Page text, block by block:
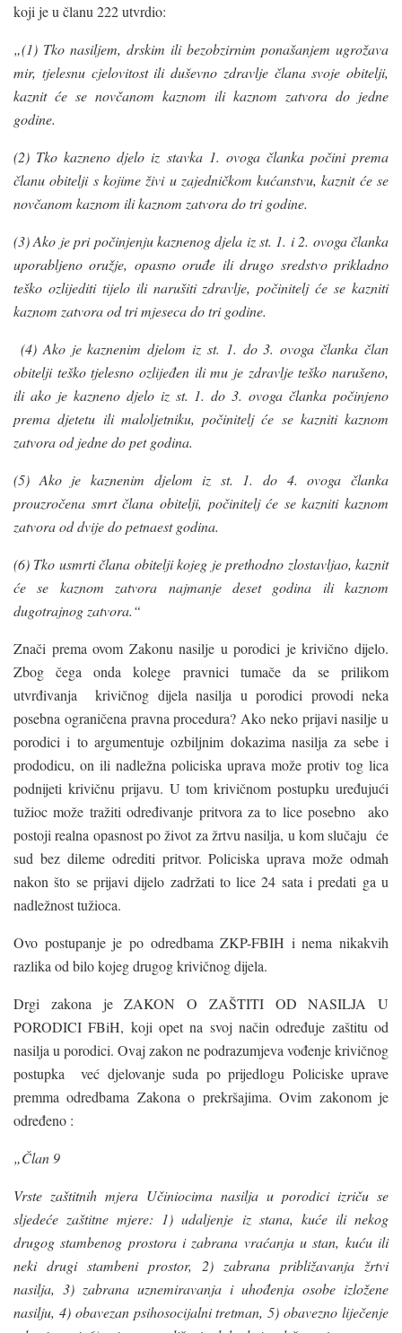
koji je u članu 222 utvrdio:
„(1) Tko nasiljem, drskim ili bezobzirnim ponašanjem ugrožava
mir, tjelesnu cjelovitost ili duševno zdravlje člana svoje obitelji,
kaznit će se novčanom kaznom ili kaznom zatvora do jedne
godine.
(2) Tko kazneno djelo iz stavka 1. ovoga članka počini prema
članu obitelji s kojime živi u zajedničkom kućanstvu, kaznit će se
novčanom kaznom ili kaznom zatvora do tri godine.
(3) Ako je pri počinjenju kaznenog djela iz st. 1. i 2. ovoga članka
uporabljeno oružje, opasno oruđe ili drugo sredstvo prikladno
teško ozlijediti tijelo ili narušiti zdravlje, počinitelj će se kazniti
kaznom zatvora od tri mjeseca do tri godine.
(4) Ako je kaznenim djelom iz st. 1. do 3. ovoga članka član
obitelji teško tjelesno ozlijeđen ili mu je zdravlje teško narušeno,
ili ako je kazneno djelo iz st. 1. do 3. ovoga članka počinjeno
prema djetetu ili maloljetniku, počinitelj će se kazniti kaznom
zatvora od jedne do pet godina.
(5) Ako je kaznenim djelom iz st. 1. do 4. ovoga članka
prouzročena smrt člana obitelji, počinitelj će se kazniti kaznom
zatvora od dvije do petnaest godina.
(6) Tko usmrti člana obitelji kojeg je prethodno zlostavljao, kaznit
će se kaznom zatvora najmanje deset godina ili kaznom
dugotrajnog zatvora.“
Znači prema ovom Zakonu nasilje u porodici je krivično dijelo.
Zbog čega onda kolege pravnici tumače da se prilikom
utvrđivanja krivičnog dijela nasilja u porodici provodi neka
posebna ograničena pravna procedura? Ako neko prijavi nasilje u
porodici i to argumentuje ozbiljnim dokazima nasilja za sebe i
prododicu, on ili nadležna policiska uprava može protiv tog lica
podnijeti krivičnu prijavu. U tom krivičnom postupku uređujući
tužioc može tražiti određivanje pritvora za to lice posebno ako
postoji realna opasnost po život za žrtvu nasilja, u kom slučaju će
sud bez dileme odrediti pritvor. Policiska uprava može odmah
nakon što se prijavi dijelo zadržati to lice 24 sata i predati ga u
nadležnost tužioca.
Ovo postupanje je po odredbama ZKP-FBIH i nema nikakvih
razlika od bilo kojeg drugog krivičnog dijela.
Drgi zakona je ZAKON O ZAŠTITI OD NASILJA U
PORODICI FBiH, koji opet na svoj način određuje zaštitu od
nasilja u porodici. Ovaj zakon ne podrazumjeva vođenje krivičnog
postupka već djelovanje suda po prijedlogu Policiske uprave
premma odredbama Zakona o prekršajima. Ovim zakonom je
određeno :
„Član 9
Vrste zaštitnih mjera Učiniocima nasilja u porodici izriču se
sljedeće zaštitne mjere: 1) udaljenje iz stana, kuće ili nekog
drugog stambenog prostora i zabrana vraćanja u stan, kuću ili
neki drugi stambeni prostor, 2) zabrana približavanja žrtvi
nasilja, 3) zabrana uznemiravanja i uhođenja osobe izložene
nasilju, 4) obavezan psihosocijalni tretman, 5) obavezno liječenje